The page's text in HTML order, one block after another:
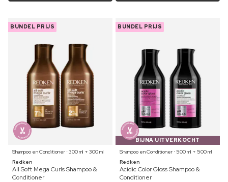
BUNDEL PRIJS
Shampoo en Conditioner ⋅ 300 ml + 300 ml
Redken
All Soft Mega Curls Shampoo &
Conditioner
BUNDEL PRIJS
BIJNA UITVERKOCHT
Shampoo en Conditioner ⋅ 500 ml + 500 ml
Redken
Acidic Color Gloss Shampoo &
Conditioner